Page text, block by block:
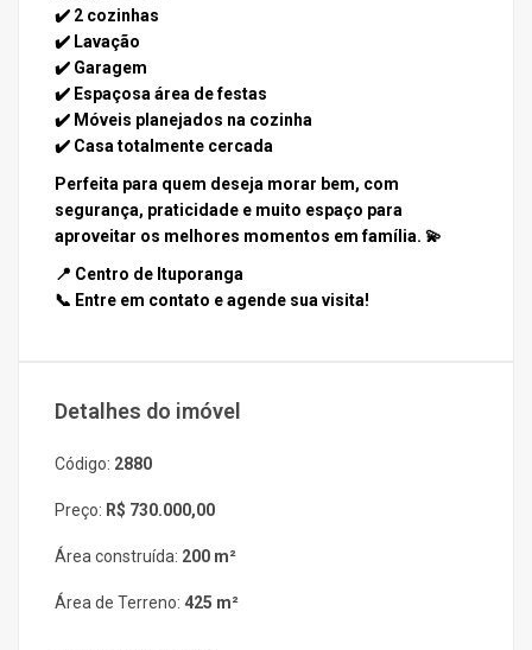
✔️ 2 cozinhas
✔️ Lavação
✔️ Garagem
✔️ Espaçosa área de festas
✔️ Móveis planejados na cozinha
✔️ Casa totalmente cercada
Perfeita para quem deseja morar bem, com
segurança, praticidade e muito espaço para
aproveitar os melhores momentos em família. 💫
📍 Centro de Ituporanga
📞 Entre em contato e agende sua visita!
Detalhes do imóvel
Código: 2880
Preço: R$ 730.000,00
Área construída: 200 m²
Área de Terreno: 425 m²